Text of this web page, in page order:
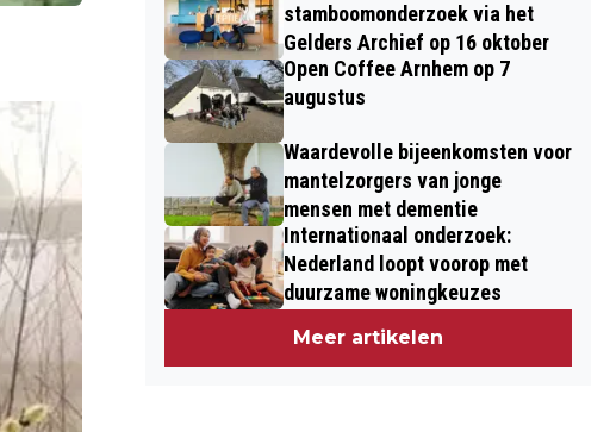
stamboomonderzoek via het
Gelders Archief op 16 oktober
Open Coffee Arnhem op 7
augustus
Waardevolle bijeenkomsten voor
mantelzorgers van jonge
mensen met dementie
Internationaal onderzoek:
Nederland loopt voorop met
duurzame woningkeuzes
Meer artikelen